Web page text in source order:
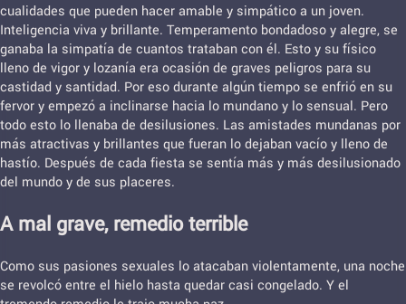
cualidades que pueden hacer amable y simpático a un joven.
Inteligencia viva y brillante. Temperamento bondadoso y alegre, se
ganaba la simpatía de cuantos trataban con él. Esto y su físico
lleno de vigor y lozanía era ocasión de graves peligros para su
castidad y santidad. Por eso durante algún tiempo se enfrió en su
fervor y empezó a inclinarse hacia lo mundano y lo sensual. Pero
todo esto lo llenaba de desilusiones. Las amistades mundanas por
más atractivas y brillantes que fueran lo dejaban vacío y lleno de
hastío. Después de cada fiesta se sentía más y más desilusionado
del mundo y de sus placeres.
A mal grave, remedio terrible
Como sus pasiones sexuales lo atacaban violentamente, una noche
se revolcó entre el hielo hasta quedar casi congelado. Y el